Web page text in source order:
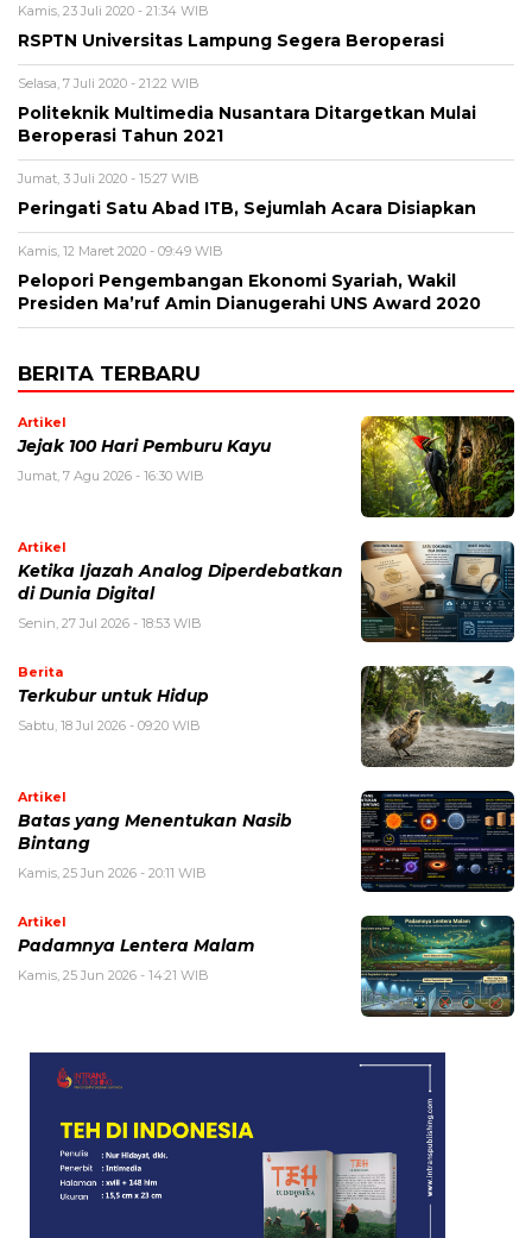
Kamis, 23 Juli 2020 - 21:34 WIB
RSPTN Universitas Lampung Segera Beroperasi
Selasa, 7 Juli 2020 - 21:22 WIB
Politeknik Multimedia Nusantara Ditargetkan Mulai
Beroperasi Tahun 2021
Jumat, 3 Juli 2020 - 15:27 WIB
Peringati Satu Abad ITB, Sejumlah Acara Disiapkan
Kamis, 12 Maret 2020 - 09:49 WIB
Pelopori Pengembangan Ekonomi Syariah, Wakil
Presiden Ma’ruf Amin Dianugerahi UNS Award 2020
BERITA TERBARU
Artikel
Jejak 100 Hari Pemburu Kayu
Jumat, 7 Agu 2026 - 16:30 WIB
Artikel
Ketika Ijazah Analog Diperdebatkan
di Dunia Digital
Senin, 27 Jul 2026 - 18:53 WIB
Berita
Terkubur untuk Hidup
Sabtu, 18 Jul 2026 - 09:20 WIB
Artikel
Batas yang Menentukan Nasib
Bintang
Kamis, 25 Jun 2026 - 20:11 WIB
Artikel
Padamnya Lentera Malam
Kamis, 25 Jun 2026 - 14:21 WIB